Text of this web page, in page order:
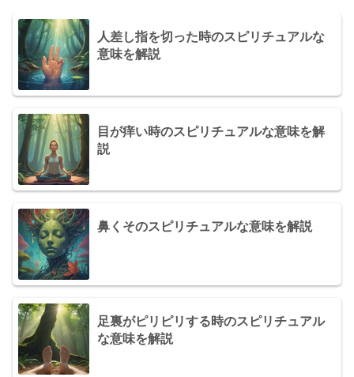
人差し指を切った時のスピリチュアルな
意味を解説
目が痒い時のスピリチュアルな意味を解
説
鼻くそのスピリチュアルな意味を解説
足裏がピリピリする時のスピリチュアル
な意味を解説